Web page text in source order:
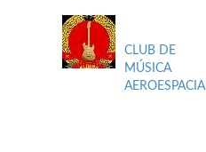
CLUB DE
MÚSICA